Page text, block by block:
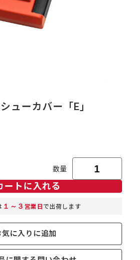
ューカバー「E」
数量
ートに入れる
１～３ 営業日 で出荷します
気に入りに追加